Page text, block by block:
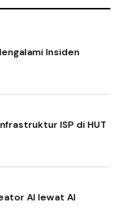
Insiden
ISP di HUT
AI lewat AI